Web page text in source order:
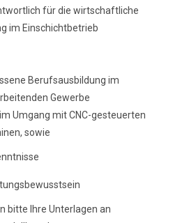
für die wirtschaftliche
im Einschichtbetrieb
Berufsausbildung im
Gewerbe
Umgang mit CNC-gesteuerten
sowie
bitte Ihre Unterlagen an